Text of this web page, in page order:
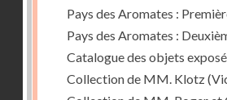
Pays des Aromates :
Pays des Aromates :
Catalogue des objets
Collection de MM. Klotz